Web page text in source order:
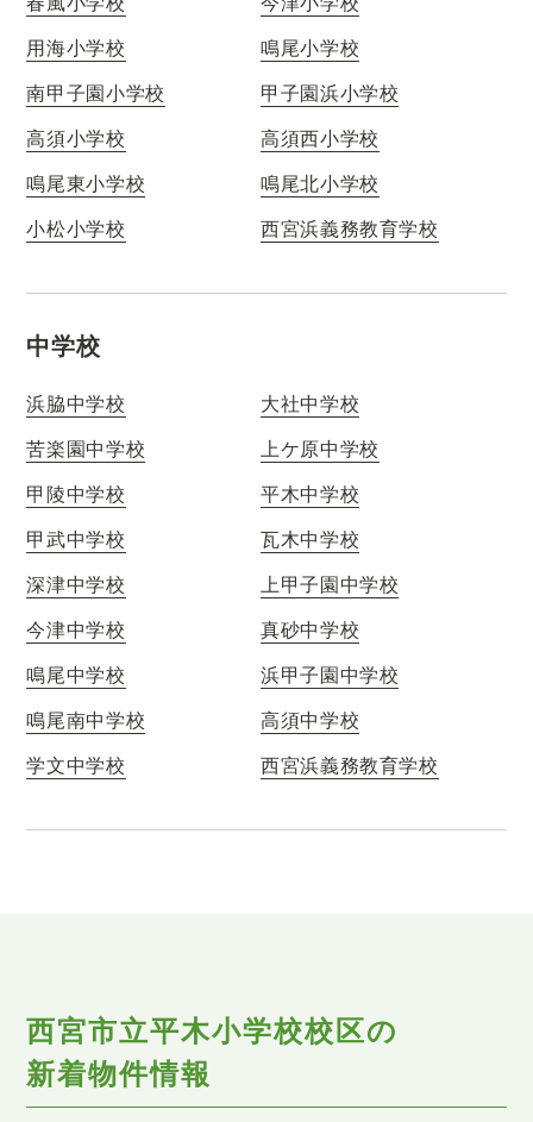
用海小学校
鳴尾小学校
南甲子園小学校
甲子園浜小学校
高須小学校
高須西小学校
鳴尾東小学校
鳴尾北小学校
小松小学校
西宮浜義務教育学校
中学校
浜脇中学校
大社中学校
苦楽園中学校
上ケ原中学校
甲陵中学校
平木中学校
甲武中学校
瓦木中学校
深津中学校
上甲子園中学校
今津中学校
真砂中学校
鳴尾中学校
浜甲子園中学校
鳴尾南中学校
高須中学校
学文中学校
西宮浜義務教育学校
西宮市立平木小学校校区の
新着物件情報